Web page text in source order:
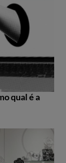
qual é a